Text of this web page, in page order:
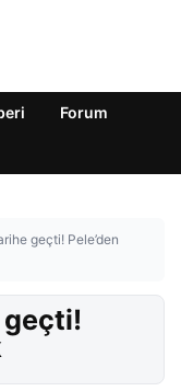
Forum
geçti! Pele’den
geçti!